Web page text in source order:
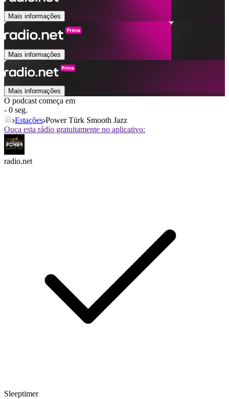
Mais informações
Mais informações
Mais informações
O podcast começa em
- 0 seg.
Estações Power Türk Smooth Jazz
Ouça esta rádio gratuitamente no aplicativo:
radio.net
Sleeptimer